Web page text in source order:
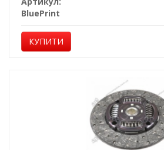
BluePrint
КУПИТИ